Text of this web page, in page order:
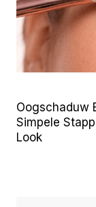
Oogschaduw
Simpele
Look